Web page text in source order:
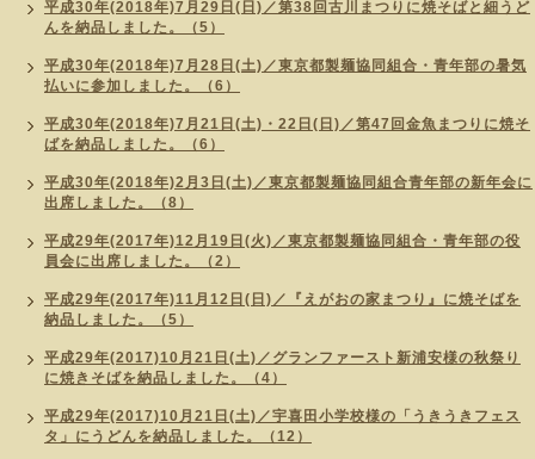
平成30年(2018年)7月29日(日)／第38回古川まつりに焼そばと細うど
んを納品しました。（5）
平成30年(2018年)7月28日(土)／東京都製麺協同組合・青年部の暑気
払いに参加しました。（6）
平成30年(2018年)7月21日(土)・22日(日)／第47回金魚まつりに焼そ
ばを納品しました。（6）
平成30年(2018年)2月3日(土)／東京都製麺協同組合青年部の新年会に
出席しました。（8）
平成29年(2017年)12月19日(火)／東京都製麺協同組合・青年部の役
員会に出席しました。（2）
平成29年(2017年)11月12日(日)／『えがおの家まつり』に焼そばを
納品しました。（5）
平成29年(2017)10月21日(土)／グランファースト新浦安様の秋祭り
に焼きそばを納品しました。（4）
平成29年(2017)10月21日(土)／宇喜田小学校様の「うきうきフェス
タ」にうどんを納品しました。（12）